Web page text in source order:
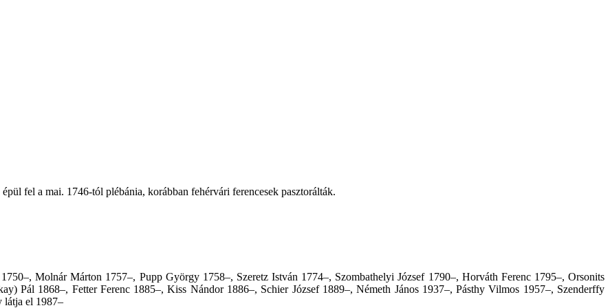
fel a mai. 1746-tól plébánia, korábban fehérvári ferencesek pasztorálták.
Molnár Márton 1757–, Pupp György 1758–, Szeretz István 1774–, Szombathelyi József 1790–, Horváth Ferenc 1795–, Orsonits
Pál 1868–, Fetter Ferenc 1885–, Kiss Nándor 1886–, Schier József 1889–, Németh János 1937–, Pásthy Vilmos 1957–, Szenderffy
látja el 1987–